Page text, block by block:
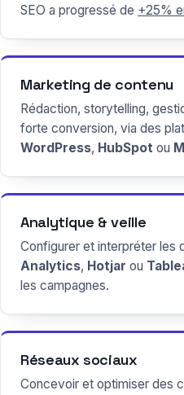
SEO a progressé de +25%
Marketing de contenu
Rédaction, storytelling,
forte conversion, via des
WordPress, HubSpot ou
Analytique & veille
Configurer et interpréter les
Analytics, Hotjar ou
les campagnes.
Réseaux sociaux
Concevoir et optimiser des